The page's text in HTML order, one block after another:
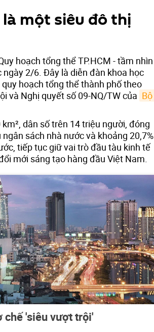
là một siêu đô thị
hoạch tổng thể TP.HCM - tầm nhìn
ngày 2/6. Đây là diễn đàn khoa học
hoạch tổng thể thành phố theo
và Nghị quyết số 09-NQ/TW của Bộ
dân số trên 14 triệu người, đóng
sách nhà nước và khoảng 20,7%
tiếp tục giữ vai trò đầu tàu kinh tế
mới sáng tạo hàng đầu Việt Nam.
chế 'siêu vượt trội'